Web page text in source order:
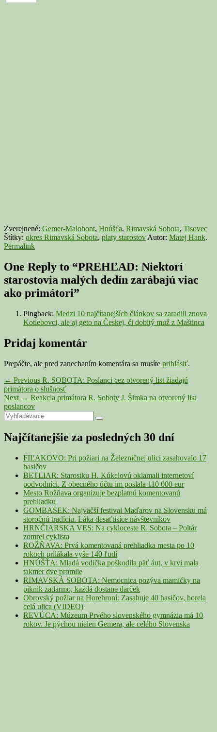
Zverejnené: Gemer-Malohont, Hnúšťa, Rimavská Sobota, Tisovec
Štítky: okres Rimavská Sobota, platy starostovAutor: Matej Hank.
Permalink
One Reply to “PREHĽAD: Niektorí
starostovia malých dedín zarábajú viac
ako primátori”
Pingback: Medzi 10 najčítanejších článkov sa zaradili znova
Kotlebovci, ale aj geto na Českej, či dobitý muž z Maštinca
Pridaj komentár
Prepáčte, ale pred zanechaním komentára sa musíte prihlásiť.
Navigácia
v
článku
← Previous Previous
post:
R. SOBOTA: Poslanci cez otvorený list žiadajú
primátora o slušnosť
Next → Next
post:
Reakcia primátora R. Soboty J. Šimka na otvorený list
poslancov
Primary
Sidebar
Widget
Area
Search
for:
Search
Najčítanejšie za posledných 30 dní
FIĽAKOVO: Pri požiari na Železničnej ulici zasahovalo 17
hasičov
BETLIAR: Starostku H. Kúkelovú oklamali internetoví
podvodníci. Z obecného účtu im poslala 110 000 eur
Mesto Rožňava organizuje bezplatnú komentovanú
prehliadku
GOMBASEK: Najväčší festival Maďarov na Slovensku má
storočnú tradíciu. Láka desaťtisíce návštevníkov
HRNČIARSKA VES: Na cykloceste R. Sobota – Poltár
zomrel cyklista
ROŽŇAVA: Prvá komentovaná prehliadka mesta po 10
rokoch prilákala vyše 140 ľudí
HNÚŠŤA: Mladá vodička poškodila päť áut, v krvi mala
takmer dve promile
RIMAVSKÁ SOBOTA: Nemocnica pozýva mamičky na
piknik zadarmo, každá dostane darček
Obrovský požiar na Horehroní: Zasahuje 40 hasičov, horela
celá ulica (VIDEO)
REVÚCA: Múzeum Prvého slovenského gymnázia má 10
rokov. Je pýchou nielen Gemera, ale celého Slovenska